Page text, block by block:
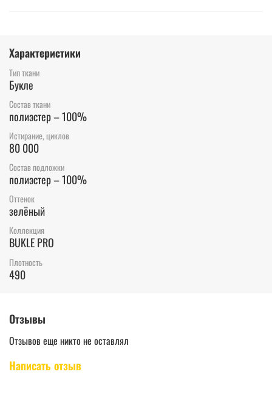
Характеристики
Тип ткани
Букле
Состав ткани
полиэстер – 100%
Истирание, циклов
80 000
Состав подложки
полиэстер – 100%
Оттенок
зелёный
Коллекция
BUKLE PRO
Плотность
490
Отзывы
Отзывов еще никто не оставлял
Написать отзыв